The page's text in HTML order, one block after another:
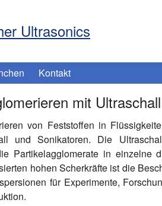
Ultrasonics
Kontakt
mit Ultraschall
von Feststoffen in
und Sonikatoren. Die
Partikelagglomerate in einzelne
hohen Scherkräfte ist die
für Experimente,